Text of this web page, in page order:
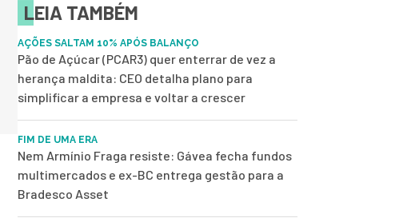
LEIA TAMBÉM
AÇÕES SALTAM 10% APÓS BALANÇO
Pão de Açúcar (PCAR3) quer enterrar de vez a
herança maldita: CEO detalha plano para
simplificar a empresa e voltar a crescer
FIM DE UMA ERA
Nem Armínio Fraga resiste: Gávea fecha fundos
multimercados e ex-BC entrega gestão para a
Bradesco Asset